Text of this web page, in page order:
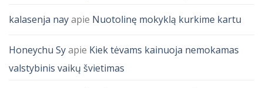
kalasenja nayapie Nuotolinę mokyklą kurkime kartu
Honeychu Syapie Kiek tėvams kainuoja nemokamas
valstybinis vaikų švietimas